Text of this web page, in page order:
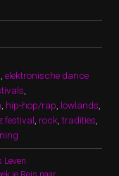
elektronische dance
hip-hop/rap lowlands
festival rock ,tradities
Leven